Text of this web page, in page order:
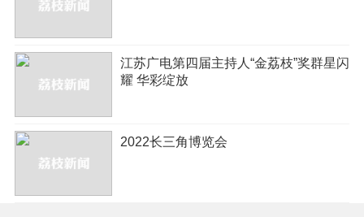
江苏广电第四届主持人“金荔枝”奖群星闪
耀 华彩绽放
2022长三角博览会